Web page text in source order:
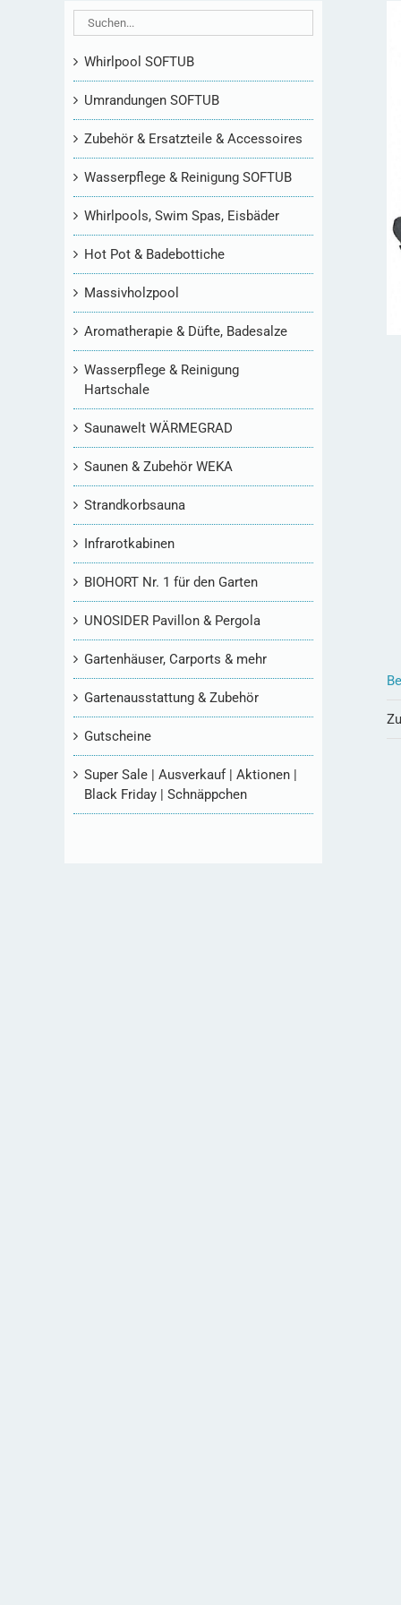
Whirlpool SOFTUB
Umrandungen SOFTUB
Zubehör & Ersatzteile & Accessoires
Wasserpflege & Reinigung SOFTUB
Whirlpools, Swim Spas, Eisbäder
Hot Pot & Badebottiche
Massivholzpool
Aromatherapie & Düfte, Badesalze
Wasserpflege & Reinigung
Hartschale
Saunawelt WÄRMEGRAD
Saunen & Zubehör WEKA
Strandkorbsauna
Infrarotkabinen
BIOHORT Nr. 1 für den Garten
UNOSIDER Pavillon & Pergola
Gartenhäuser, Carports & mehr
Gartenausstattung & Zubehör
Gutscheine
Super Sale | Ausverkauf | Aktionen |
Black Friday | Schnäppchen